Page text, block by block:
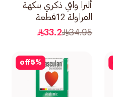
ألترا واقي ذكري بنكهة
الفراولة 12قطعة
34.95
33.2
5%
off